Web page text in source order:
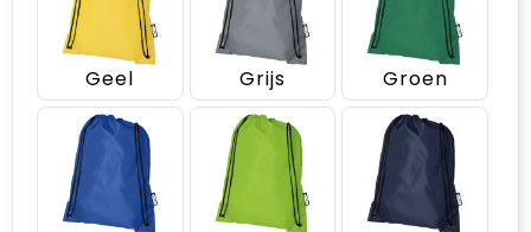
Geel Grijs Groen